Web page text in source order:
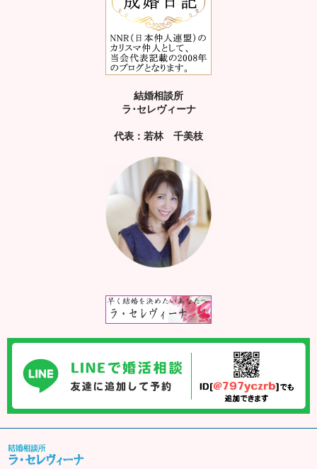
結婚相談所
ラ･セレヴィーナ
代表：若林 千美枝